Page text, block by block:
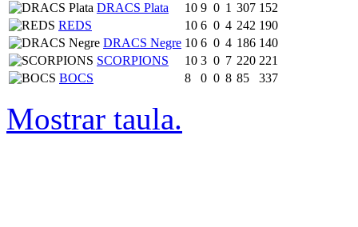
DRACS Plata
10 9 0 1 307 152
REDS
10 6 0 4 242 190
DRACS Negre 10 6 0 4 186 140
SCORPIONS
10 3 0 7 220 221
BOCS
8 0 0 8 85 337
Mostrar taula.